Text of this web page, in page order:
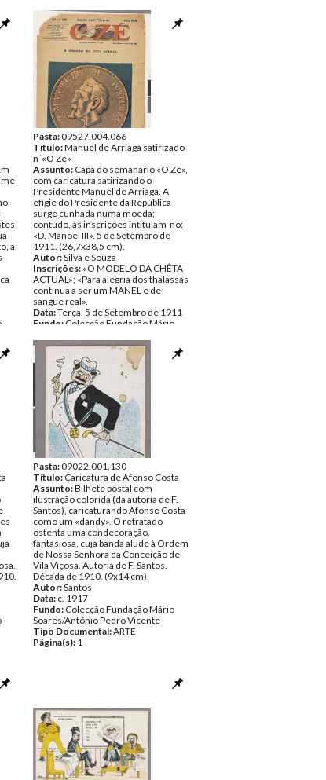
Inscrições:«Um machado para a
Monarchia e um achado para a
República». Verso: «Bernardino
Machado», texto de Albino Forjaz de
Sampaio.
Junho de 1910
Fundo:Colecção Fundação Mário
Soares/António Pedro Vicente
Tipo Documental:
ARTE
Página(s):2
a
Pasta:09527.004.066
Título:Manuel de Arriaga satirizado
n´«O Zé»
Assunto: Capa do semanário «O Zé»,
com caricatura satirizando o
Presidente Manuel de Arriaga. A
efígie do Presidente da República
surge cunhada numa moeda;
contudo, as inscrições intitulam-no:
«D. Manoel III». 5 de Setembro de
1911. (26,7x38,5 cm).
Autor:Silva e Souza
Inscrições: «O MODELO DA CHÊTA
ACTUAL»; «Para alegria dos thalassas
continua a ser um MANEL e de
sangue real».
Data:Terça, 5 de Setembro de 1911
Fundo: Colecção Fundação Mário
Tipo Documental:ARTE
Página(s):
1
Pasta:09022.001.130
Título: Caricatura de Afonso Costa
Assunto:Bilhete postal com
ilustração colorida (da autoria de F.
Santos), caricaturando Afonso Costa
como um «dandy». O retratado
ostenta uma condecoração,
fantasiosa, cuja banda alude à Ordem
de Nossa Senhora da Conceição de
Vila Viçosa. Autoria de F. Santos.
Década de 1910. (9x14 cm).
Autor:Santos
Data: c. 1917
Fundo: Colecção Fundação Mário
Soares/António Pedro Vicente
Tipo Documental:ARTE
Página(s): 1